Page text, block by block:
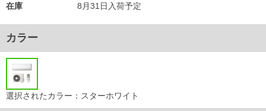
在庫
8月31日入荷予定
カラー
選択されたカラー：スターホワイト